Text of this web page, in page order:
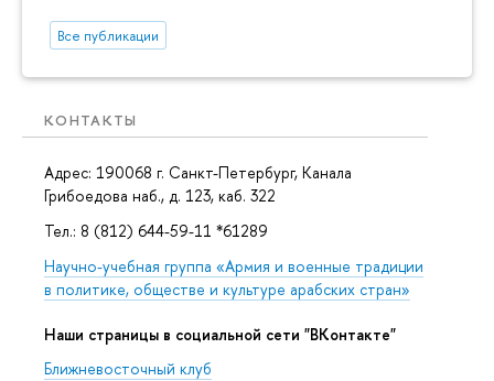
Все публикации
КОНТАКТЫ
Адрес: 190068 г. Санкт-Петербург, Канала
Грибоедова наб., д. 123, каб. 322
Тел.: 8 (812) 644-59-11 *61289
Научно-учебная группа «Армия и военные традиции
в политике, обществе и культуре арабских стран»
Наши страницы в социальной сети "ВКонтакте"
Ближневосточный клуб